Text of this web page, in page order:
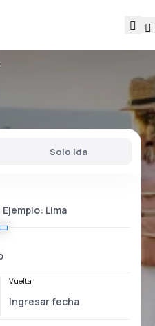
Solo ida
Vuelta